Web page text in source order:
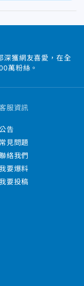
深獲網友喜愛，在全
萬粉絲。
服資訊
告
常見問題
絡我們
要爆料
要投稿